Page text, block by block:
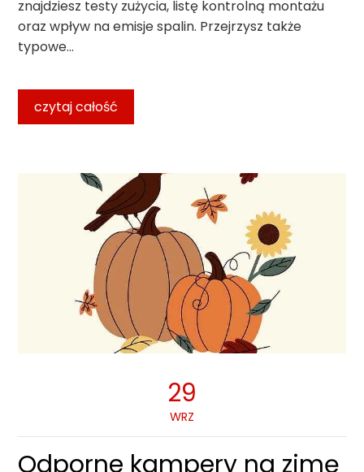
znajdziesz testy zużycia, listę kontrolną montażu
oraz wpływ na emisje spalin. Przejrzysz także
typowe…
czytaj całość
29
WRZ
Odporne kampery na zimę